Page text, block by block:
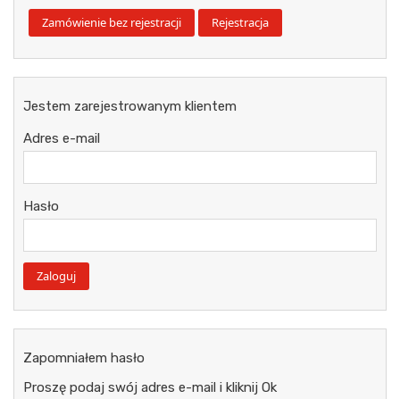
Jestem zarejestrowanym klientem
Adres e-mail
Hasło
Zapomniałem hasło
Proszę podaj swój adres e-mail i kliknij Ok